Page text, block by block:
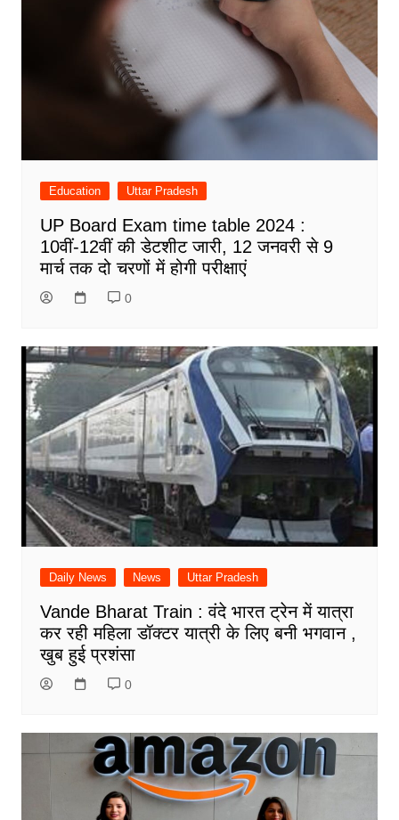
Education Uttar Pradesh
UP Board Exam time table 2024 :
10वीं-12वीं की डेटशीट जारी, 12 जनवरी से 9
मार्च तक दो चरणों में होगी परीक्षाएं
0
Daily News News Uttar Pradesh
Vande Bharat Train : वंदे भारत ट्रेन में यात्रा
कर रही महिला डॉक्टर यात्री के लिए बनी भगवान ,
खुब हुई प्रशंसा
0